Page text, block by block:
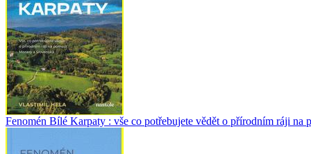
Fenomén Bílé Karpaty : vše co potřebujete vědět o přírodním ráji na